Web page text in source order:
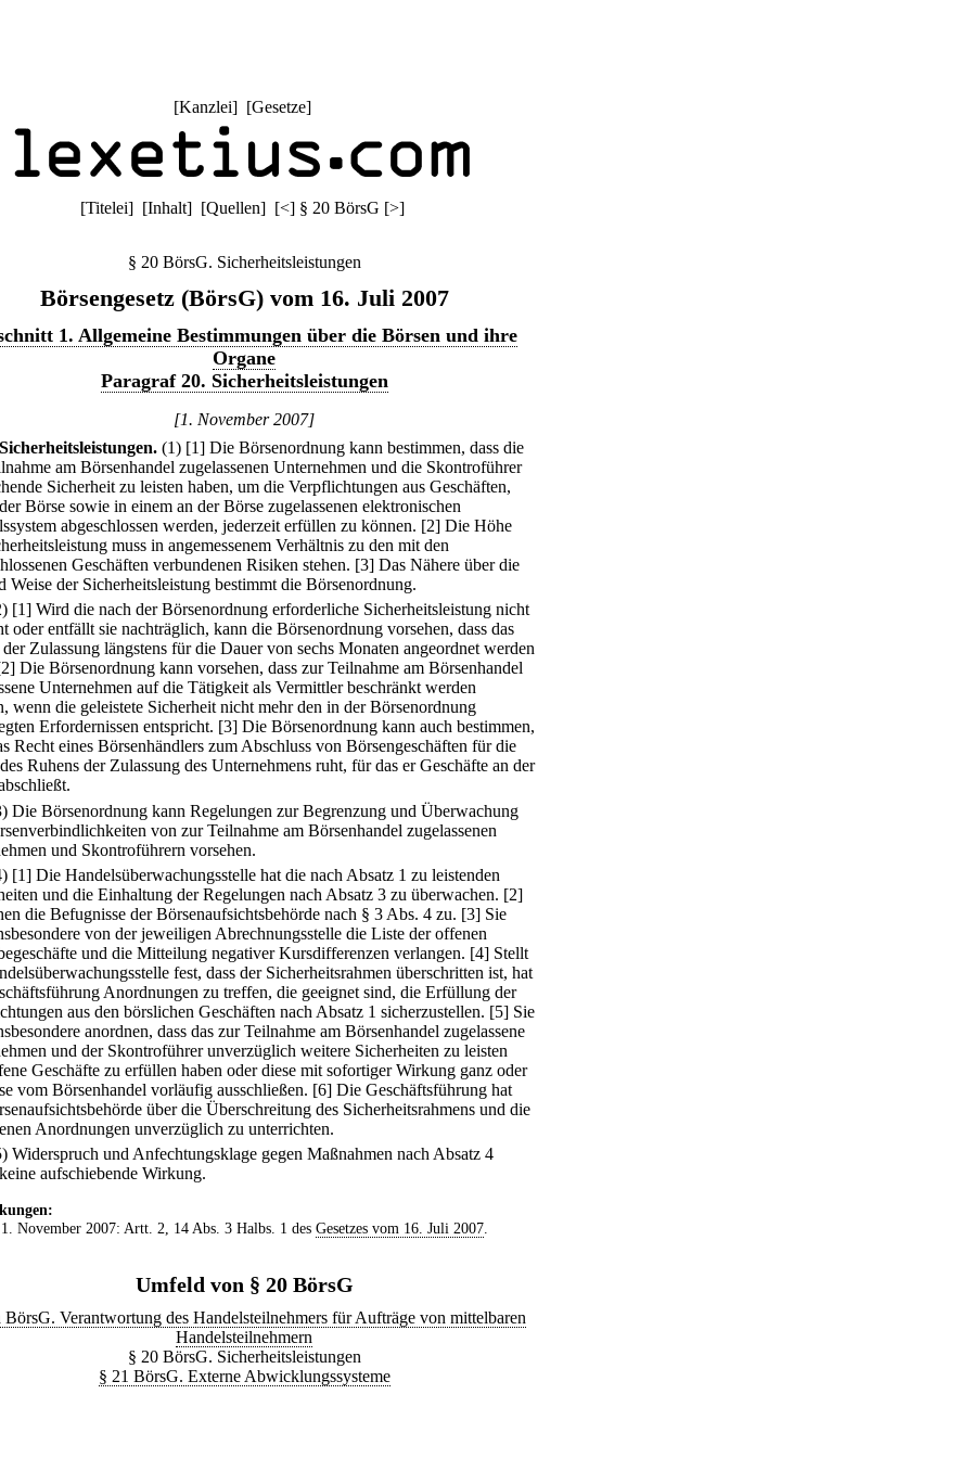
[Kanzlei] [Gesetze]
[Titelei] [Inhalt] [Quellen] [<] § 20 BörsG [>]
§ 20 BörsG. Sicherheitsleistungen
Börsengesetz (BörsG) vom 16. Juli 2007
1. Allgemeine Bestimmungen über die Börsen und ihre
Organe
Paragraf 20. Sicherheitsleistungen
[1. November 2007]
Sicherheitsleistungen. (1) [1] Die Börsenordnung kann bestimmen, dass die
am Börsenhandel zugelassenen Unternehmen und die Skontroführer
Sicherheit zu leisten haben, um die Verpflichtungen aus Geschäften,
Börse sowie in einem an der Börse zugelassenen elektronischen
abgeschlossen werden, jederzeit erfüllen zu können. [2] Die Höhe
muss in angemessenem Verhältnis zu den mit den
Geschäften verbundenen Risiken stehen. [3] Das Nähere über die
Weise der Sicherheitsleistung bestimmt die Börsenordnung.
[1] Wird die nach der Börsenordnung erforderliche Sicherheitsleistung nicht
oder entfällt sie nachträglich, kann die Börsenordnung vorsehen, dass das
Zulassung längstens für die Dauer von sechs Monaten angeordnet werden
Die Börsenordnung kann vorsehen, dass zur Teilnahme am Börsenhandel
Unternehmen auf die Tätigkeit als Vermittler beschränkt werden
wenn die geleistete Sicherheit nicht mehr den in der Börsenordnung
Erfordernissen entspricht. [3] Die Börsenordnung kann auch bestimmen,
Recht eines Börsenhändlers zum Abschluss von Börsengeschäften für die
Ruhens der Zulassung des Unternehmens ruht, für das er Geschäfte an der
Die Börsenordnung kann Regelungen zur Begrenzung und Überwachung
von zur Teilnahme am Börsenhandel zugelassenen
und Skontroführern vorsehen.
[1] Die Handelsüberwachungsstelle hat die nach Absatz 1 zu leistenden
und die Einhaltung der Regelungen nach Absatz 3 zu überwachen. [2]
die Befugnisse der Börsenaufsichtsbehörde nach § 3 Abs. 4 zu. [3] Sie
von der jeweiligen Abrechnungsstelle die Liste der offenen
und die Mitteilung negativer Kursdifferenzen verlangen. [4] Stellt
fest, dass der Sicherheitsrahmen überschritten ist, hat
Anordnungen zu treffen, die geeignet sind, die Erfüllung der
aus den börslichen Geschäften nach Absatz 1 sicherzustellen. [5] Sie
anordnen, dass das zur Teilnahme am Börsenhandel zugelassene
und der Skontroführer unverzüglich weitere Sicherheiten zu leisten
Geschäfte zu erfüllen haben oder diese mit sofortiger Wirkung ganz oder
vom Börsenhandel vorläufig ausschließen. [6] Die Geschäftsführung hat
über die Überschreitung des Sicherheitsrahmens und die
Anordnungen unverzüglich zu unterrichten.
Widerspruch und Anfechtungsklage gegen Maßnahmen nach Absatz 4
aufschiebende Wirkung.
. 1. November 2007: Artt. 2, 14 Abs. 3 Halbs. 1 des Gesetzes vom 16. Juli 2007.
Umfeld von § 20 BörsG
BörsG. Verantwortung des Handelsteilnehmers für Aufträge von mittelbaren
Handelsteilnehmern
§ 20 BörsG. Sicherheitsleistungen
§ 21 BörsG. Externe Abwicklungssysteme